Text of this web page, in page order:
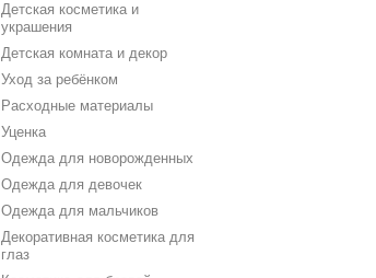
Детская косметика и
украшения
Детская комната и декор
Уход за ребёнком
Расходные материалы
Уценка
Одежда для новорожденных
Одежда для девочек
Одежда для мальчиков
Декоративная косметика для
глаз